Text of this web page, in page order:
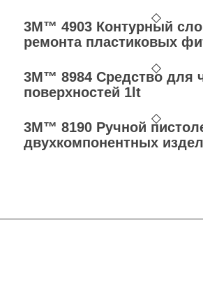
3M™ 4903 Контурный
ремонта пластиковых
3M™ 8984 Средство для
поверхностей 1lt
3M™ 8190 Ручной
двухкомпонентных